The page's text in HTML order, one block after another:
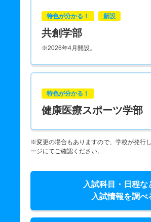
特色が分かる！ 新設
共創学部
※2026年4月開設。
特色が分かる！
健康医療スポーツ学部
※変更の場合もありますので、学校が発行
ージにてご確認ください。
入試科目・日程な
入試情報を調べ